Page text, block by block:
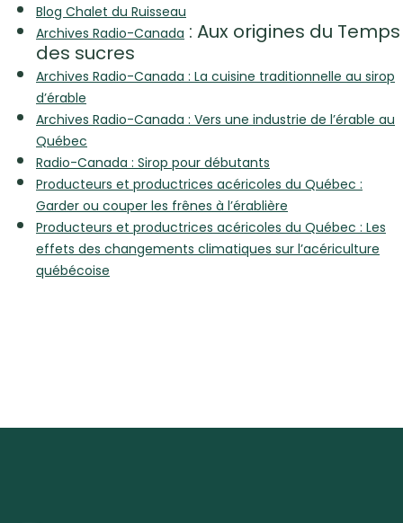
Blog Chalet du Ruisseau
Archives Radio-Canada : Aux origines du Temps
des sucres
Archives Radio-Canada : La cuisine traditionnelle au sirop
d’érable
Archives Radio-Canada : Vers une industrie de l’érable au
Québec
Radio-Canada : Sirop pour débutants
Producteurs et productrices acéricoles du Québec :
Garder ou couper les frênes à l’érablière
Producteurs et productrices acéricoles du Québec : Les
effets des changements climatiques sur l’acériculture
québécoise